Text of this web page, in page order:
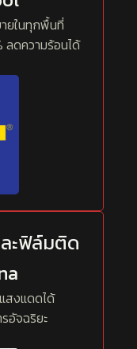
ยในทุกพื้นที่
ลดความร้อนได้
ะฟิล์มติด
สงแดดได้
อัจฉริยะ